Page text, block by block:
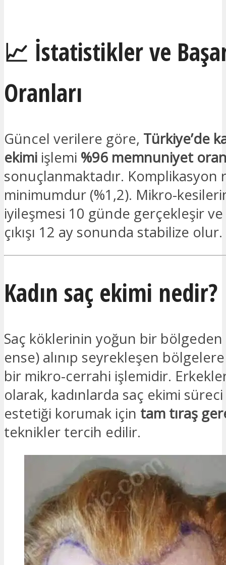
📈 İstatistikler ve
Oranları
Güncel verilere göre, Türkiye’de
ekimi işlemi %96 memnuniyet
sonuçlanmaktadır. Komplikasyon
minimumdur (%1,2). Mikro-
iyileşmesi 10 günde gerçekleşir
çıkışı 12 ay sonunda stabilize olur.
Kadın saç ekimi nedir?
Saç köklerinin yoğun bir
ense) alınıp seyrekleşen
bir mikro-cerrahi işlemidir.
olarak, kadınlarda saç ekimi
estetiği korumak için tam tıraş
teknikler tercih edilir.